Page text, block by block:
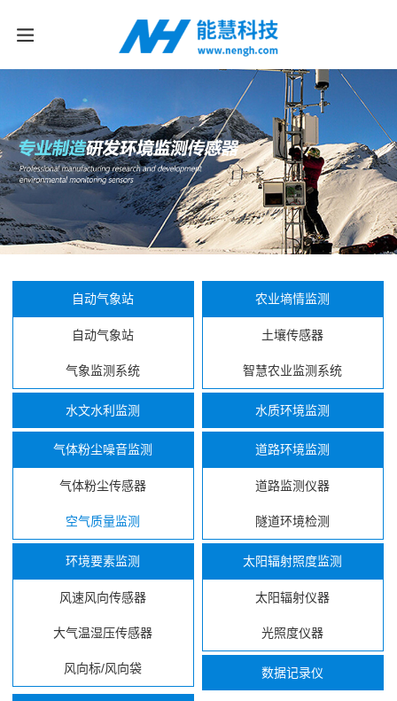
自动气象站
自动气象站
气象监测系统
农业墒情监测
土壤传感器
智慧农业监测系统
水文水利监测 水质环境监测
气体粉尘噪音监测
气体粉尘传感器
空气质量监测
道路环境监测
道路监测仪器
隧道环境检测
环境要素监测
风速风向传感器
大气温湿压传感器
风向标/风向袋
太阳辐射照度监测
太阳辐射仪器
光照度仪器
数据记录仪